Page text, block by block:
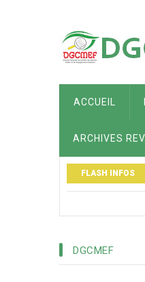
MAIN
NAVIGATION
ACCUEIL
ARCHIVES
FLASH INFOS
DGCMEF